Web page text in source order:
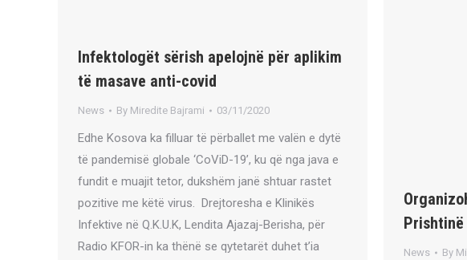
Infektologët sërish apelojnë për aplikim
të masave anti-covid
News By Miredite Bajrami 03/11/2020
Edhe Kosova ka filluar të përballet me valën e dytë
të pandemisë globale ‘CoViD-19’, ku që nga java e
fundit e muajit tetor, dukshëm janë shtuar rastet
pozitive me këtë virus. Drejtoresha e Klinikës
Infektive në Q.K.U.K, Lendita Ajazaj-Berisha, për
Radio KFOR-in ka thënë se qytetarët duhet t’ia
Prishtinë
News By